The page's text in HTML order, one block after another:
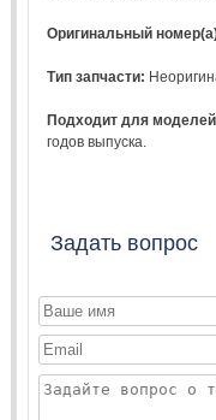
Оригинальный
Тип запчасти:
Подходит для
годов выпуска.
Задать вопрос